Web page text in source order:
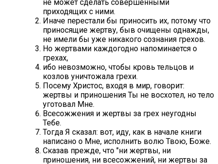
не может сделать совершенными
приходящих с ними.
Иначе перестали бы приносить их, потому что
приносящие жертву, быв очищены однажды,
не имели бы уже никакого сознания грехов.
Но жертвами каждогодно напоминается о
грехах,
ибо невозможно, чтобы кровь тельцов и
козлов уничтожала грехи.
Посему Христос, входя в мир, говорит:
жертвы и приношения Ты не восхотел, но тело
уготовал Мне.
Всесожжения и жертвы за грех неугодны
Тебе.
Тогда Я сказал: вот, иду, как в начале книги
написано о Мне, исполнить волю Твою, Боже.
Сказав прежде, что "ни жертвы, ни
приношения, ни всесожжений, ни жертвы за